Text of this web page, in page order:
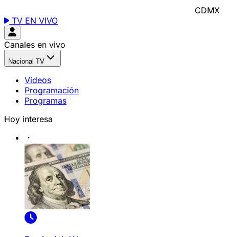
CDMX
TV EN VIVO
Canales en vivo
Nacional TV
Videos
Programación
Programas
Hoy interesa